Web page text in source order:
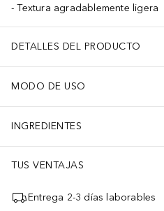
Textura agradablemente ligera
DETALLES DEL PRODUCTO
MODO DE USO
INGREDIENTES
TUS VENTAJAS
Entrega 2-3 días laborables